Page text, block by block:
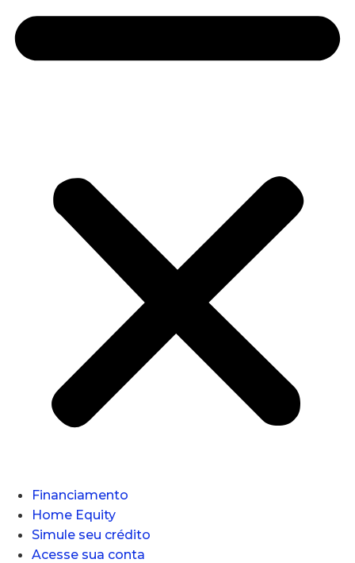
Financiamento
Home Equity
Simule seu crédito
Acesse sua conta